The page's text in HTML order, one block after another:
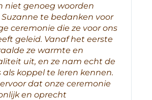
niet genoeg woorden
te bedanken voor
ceremonie die ze voor ons
geleid. Vanaf het eerste
ze warmte en
uit, en ze nam echt de
als koppel te leren kennen.
dat onze ceremonie
en oprecht